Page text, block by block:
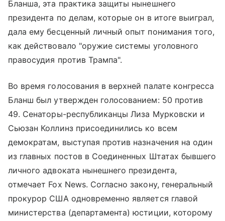
Бланша, эта практика защиты нынешнего
президента по делам, которые он в итоге выиграл,
дала ему бесценный личный опыт понимания того,
как действовало "оружие системы уголовного
правосудия против Трампа".
Во время голосования в верхней палате конгресса
Бланш был утвержден голосованием: 50 против
49. Сенаторы-республиканцы Лиза Мурковски и
Сьюзан Коллинз присоединились ко всем
демократам, выступая против назначения на один
из главных постов в Соединенных Штатах бывшего
личного адвоката нынешнего президента,
отмечает Fox News. Согласно закону, генеральный
прокурор США одновременно является главой
министерства (департамента) юстиции, которому